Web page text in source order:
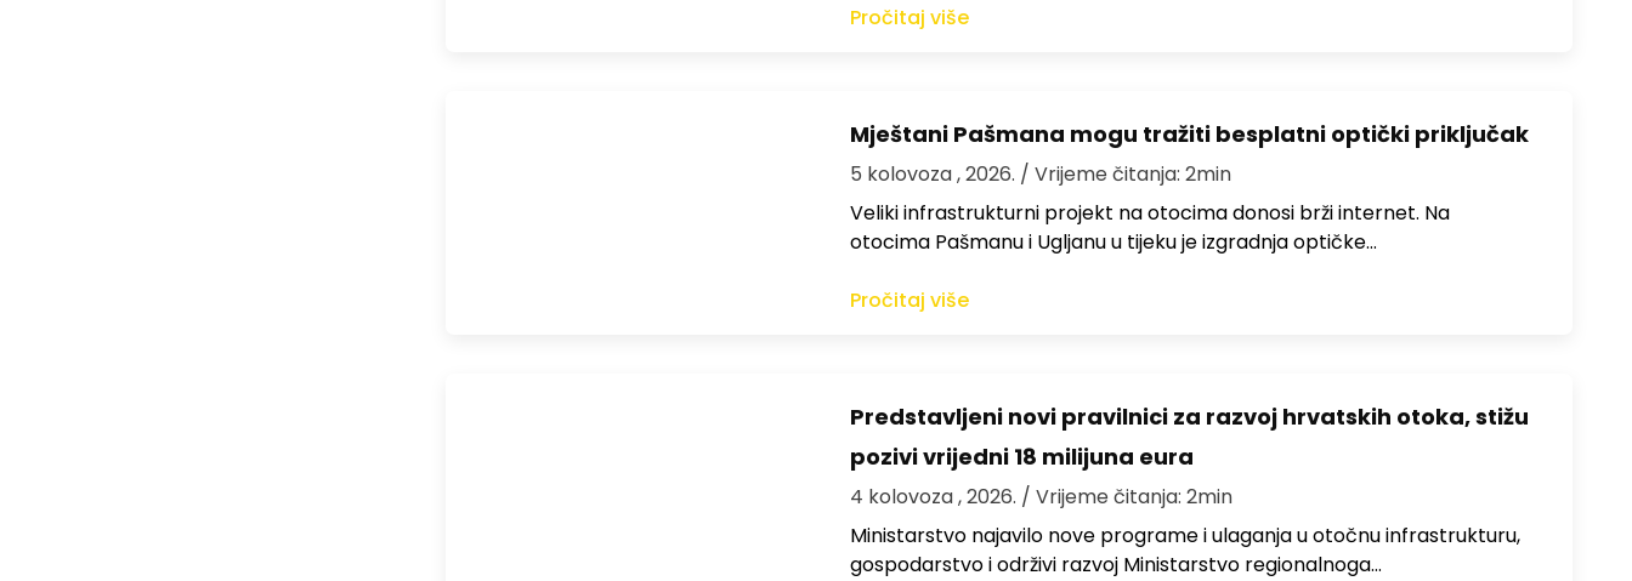
Pročitaj više
Mještani Pašmana mogu tražiti besplatni optički priključak
5 kolovoza , 2026. / Vrijeme čitanja: 2min
Veliki infrastrukturni projekt na otocima donosi brži internet. Na
otocima Pašmanu i Ugljanu u tijeku je izgradnja optičke…
Pročitaj više
Predstavljeni novi pravilnici za razvoj hrvatskih otoka, stižu
pozivi vrijedni 18 milijuna eura
4 kolovoza , 2026. / Vrijeme čitanja: 2min
Ministarstvo najavilo nove programe i ulaganja u otočnu infrastrukturu,
gospodarstvo i održivi razvoj Ministarstvo regionalnoga…